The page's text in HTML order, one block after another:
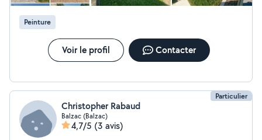
Peinture
Voir le profil Contacter
Particulier
Christopher Rabaud
Balzac (Balzac)
4,7/5 (3 avis)